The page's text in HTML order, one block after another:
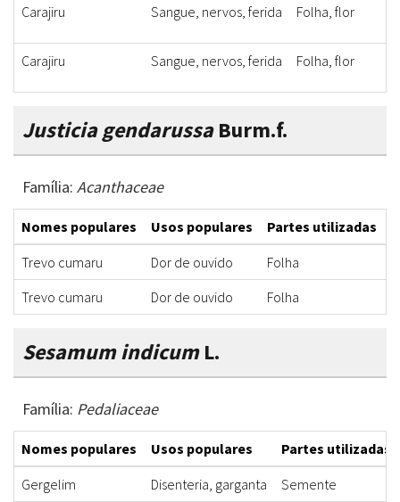
Carajiru
Sangue, nervos, ferida Folha, flor
Carajiru Sangue, nervos, ferida Folha, flor
Justicia gendarussaBurm.f.
Família: Acanthaceae
Nomes populares Usos populares Partes utilizadas
Trevo cumaru
Dor de ouvido Folha
Trevo cumaru
Dor de ouvido Folha
Sesamum indicumL.
Família: Pedaliaceae
Nomes populares Usos populares
Partes utilizadas
Gergelim
Disenteria, garganta Semente